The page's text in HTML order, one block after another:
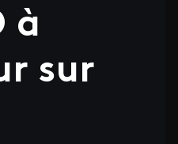
à
sur